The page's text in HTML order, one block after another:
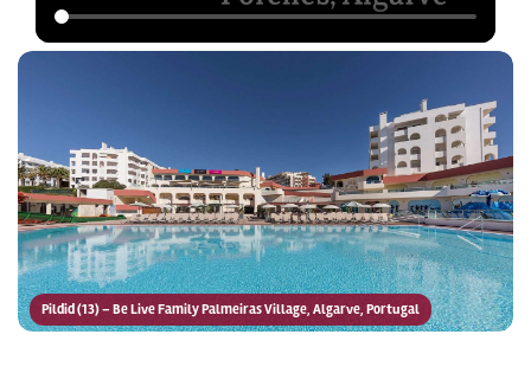
Pildid (13) – Be Live Family Palmeiras Village, Algarve, Portugal